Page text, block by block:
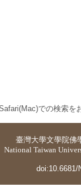
での検索を
臺灣大學文學院佛
National Taiwan
doi:10.6681/